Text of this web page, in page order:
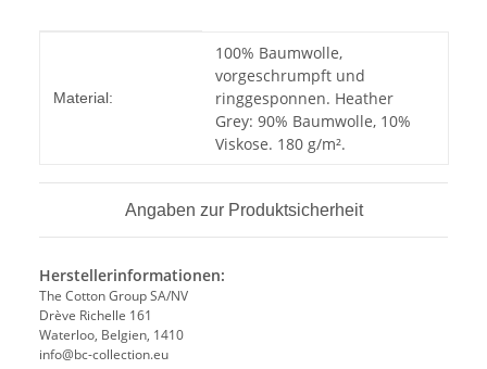
Material:
100% Baumwolle,
vorgeschrumpft und
ringgesponnen. Heather
Grey: 90% Baumwolle, 10%
Viskose. 180 g/m².
Angaben zur Produktsicherheit
Herstellerinformationen:
The Cotton Group SA/NV
Drève Richelle 161
Waterloo, Belgien, 1410
info@bc-collection.eu